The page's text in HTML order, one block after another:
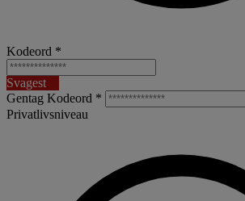
Kodeord *
Svagest
Gentag Kodeord *
Privatlivsniveau